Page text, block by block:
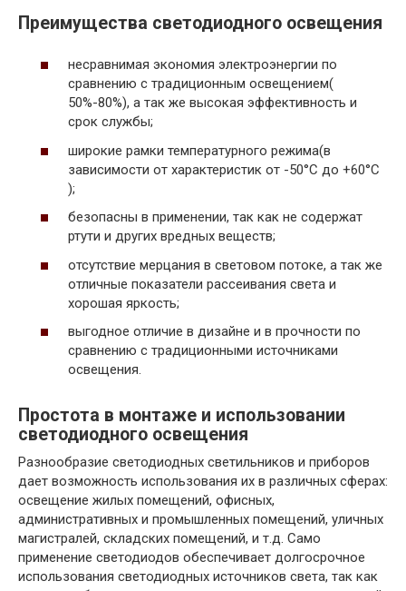
Преимущества светодиодного освещения
несравнимая экономия электроэнергии по
сравнению с традиционным освещением(
50%-80%), а так же высокая эффективность и
срок службы;
широкие рамки температурного режима(в
зависимости от характеристик от -50°C до +60°C
);
безопасны в применении, так как не содержат
ртути и других вредных веществ;
отсутствие мерцания в световом потоке, а так же
отличные показатели рассеивания света и
хорошая яркость;
выгодное отличие в дизайне и в прочности по
сравнению с традиционными источниками
освещения.
Простота в монтаже и использовании
светодиодного освещения
Разнообразие светодиодных светильников и приборов
дает возможность использования их в различных сферах:
освещение жилых помещений, офисных,
административных и промышленных помещений, уличных
магистралей, складских помещений, и т.д. Само
применение светодиодов обеспечивает долгосрочное
использования светодиодных источников света, так как